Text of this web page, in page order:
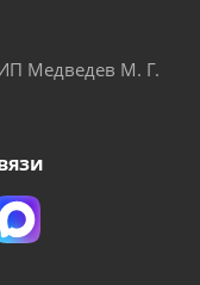
Медведев М. Г.